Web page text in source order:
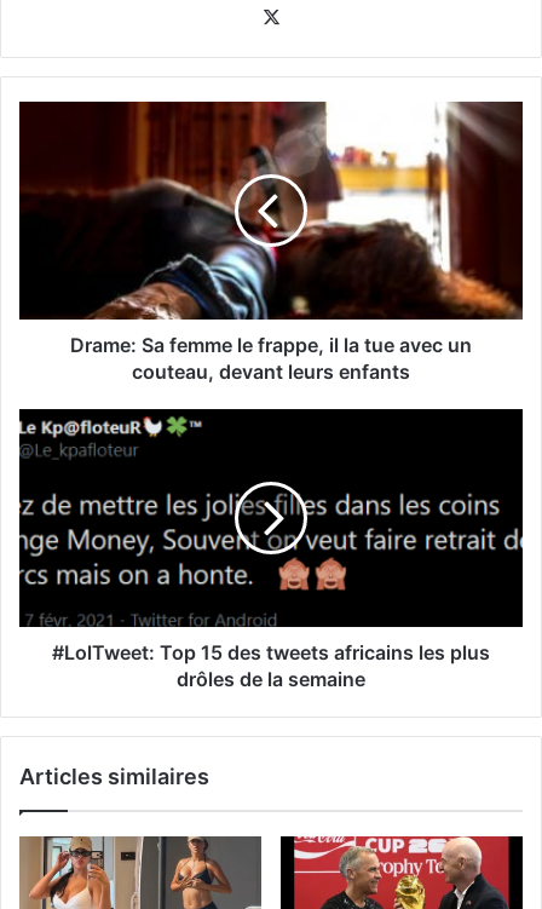
Drame: Sa femme le frappe, il la tue avec un
couteau, devant leurs enfants
#LolTweet: Top 15 des tweets africains les plus
drôles de la semaine
Articles similaires